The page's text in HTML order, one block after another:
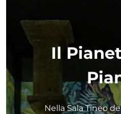
Il
Nella Sala Tineo